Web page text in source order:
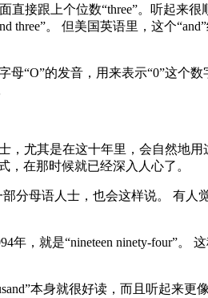
直接跟上个位数“three”。听起来
three”。 但美国英语里，这个
母“O”的发音，用来表示“0”这个
，尤其是在这十年里，会自然地
，在那时候就已经深入人心了。
分母语人士，也会这样说。 有人
年，就是“nineteen ninety-four”。
本身就很好读，而且听起来更